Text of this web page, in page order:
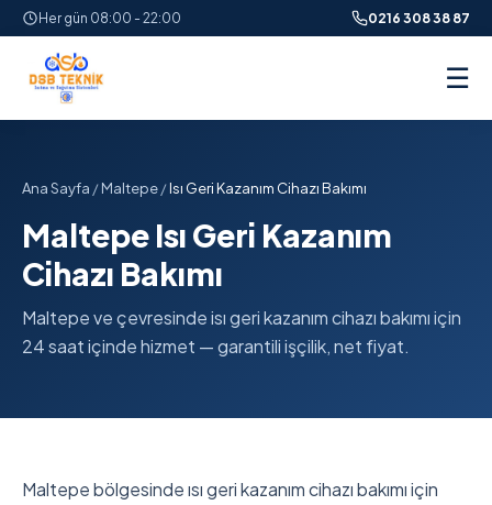
Her gün 08:00 - 22:00 0216 308 38 87
☰
Ana Sayfa /Maltepe/Isı Geri Kazanım Cihazı Bakımı
Maltepe Isı Geri Kazanım
Cihazı Bakımı
Maltepe ve çevresinde isı geri kazanım cihazı bakımı için
24 saat içinde hizmet — garantili işçilik, net fiyat.
Maltepe bölgesinde ısı geri kazanım cihazı bakımı için